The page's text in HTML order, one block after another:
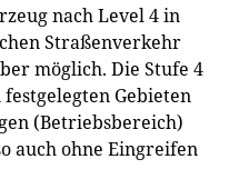
nach Level 4 in
Straßenverkehr
möglich. Die Stufe 4
Gebieten
(Betriebsbereich)
auch ohne Eingreifen